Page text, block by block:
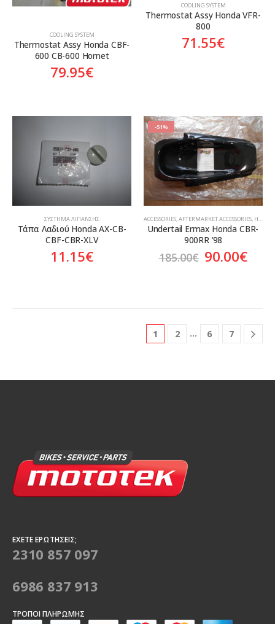
COOLING SYSTEM
Thermostat Assy Honda CBF-
600 CB-600 Hornet
79.95€
COOLING SYSTEM
Thermostat Assy Honda VFR-
800
71.55€
ΣΎΣΤΗΜΑ ΛΊΠΑΝΣΗΣ
Tάπα Λαδιού Honda AX-CB-
CBF-CBR-XLV
11.15€
-51%
ACCESSORIES,AFTERMARKET ACCESSORIES, HONDA
Undertail Ermax Honda CBR-
900RR ’98
185.00€ Original
90.00€Η
1 2 … 6 7
ΈΧΕΤΕ ΕΡΩΤΉΣΕΙΣ;
2310 857 097
6986 837 913
ΤΡΌΠΟΙ ΠΛΗΡΩΜΉΣ